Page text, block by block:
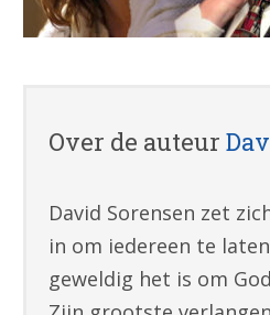
Over de auteur
David Sorensen zet
in om iedereen te
geweldig het is om